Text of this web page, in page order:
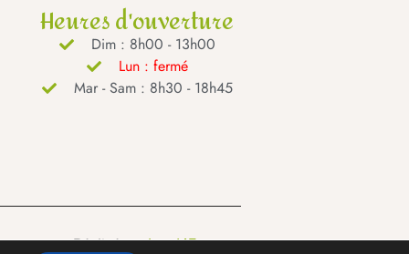
Heures d'ouverture
Dim : 8h00 - 13h00
Lun : fermé
Mar - Sam : 8h30 - 18h45
Réalisé parLead4France